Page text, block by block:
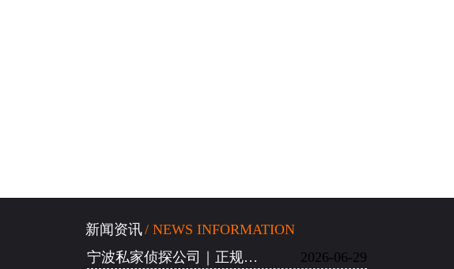
新闻资讯/ NEWS INFORMATION
宁波私家侦探公司｜正规机构甄别、私家调查办案特色
2026-06-29